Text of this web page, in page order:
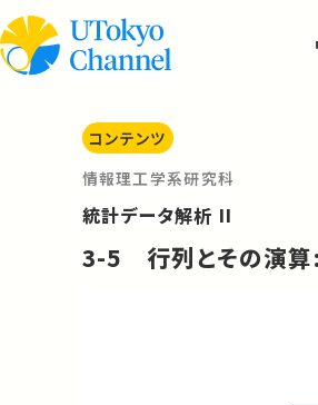
コンテンツ
情報理工学系研究科
統計データ解析 II
3-5 行列とその演算: